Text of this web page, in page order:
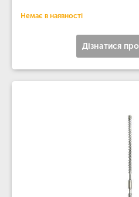
Немає в наявності
Дізнатися